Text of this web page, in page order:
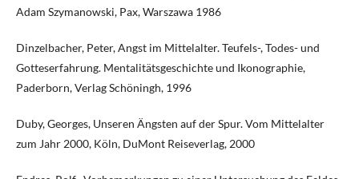
Adam Szymanowski, Pax, Warszawa 1986
Dinzelbacher, Peter, Angst im Mittelalter. Teufels-, Todes- und
Gotteserfahrung. Mentalitätsgeschichte und Ikonographie,
Paderborn, Verlag Schöningh, 1996
Duby, Georges, Unseren Ängsten auf der Spur. Vom Mittelalter
zum Jahr 2000, Köln, DuMont Reiseverlag, 2000